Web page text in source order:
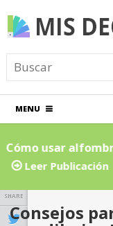
MENU
Cómo usar
atractivo en el
Leer Publicación
SHARE
Consejos